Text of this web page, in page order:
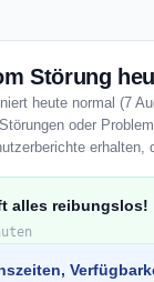
Störung
heute normal (7
oder
erhalten,
alles reibungslos!